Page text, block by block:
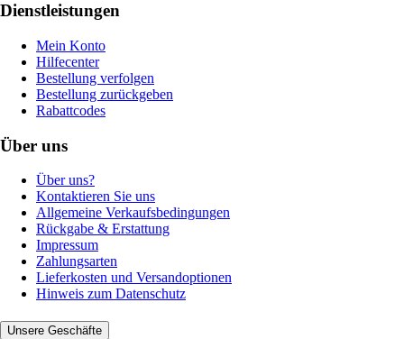
Dienstleistungen
Mein Konto
Hilfecenter
Bestellung verfolgen
Bestellung zurückgeben
Rabattcodes
Über uns
Über uns?
Kontaktieren Sie uns
Allgemeine Verkaufsbedingungen
Rückgabe & Erstattung
Impressum
Zahlungsarten
Lieferkosten und Versandoptionen
Hinweis zum Datenschutz
Unsere Geschäfte